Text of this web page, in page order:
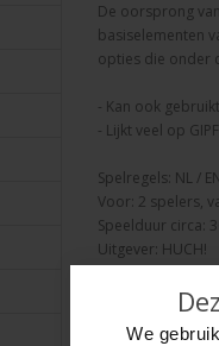
De oorsprong
basiselementen
opties die onder
- Kan ook
- Lijkt veel op
Spelregels: NL /
Voor: 2 spelers,
Speelduur circa:
Uitgever: HUCH!
We